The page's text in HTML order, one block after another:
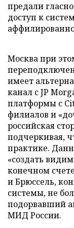
предали
доступ к
Москва при
имеет
канал с JP
платформы с
филиалов и
российская
подчеркивая,
практике.
«создать
конечном
и Брюссель,
системы, не
подорвавший
МИД России.